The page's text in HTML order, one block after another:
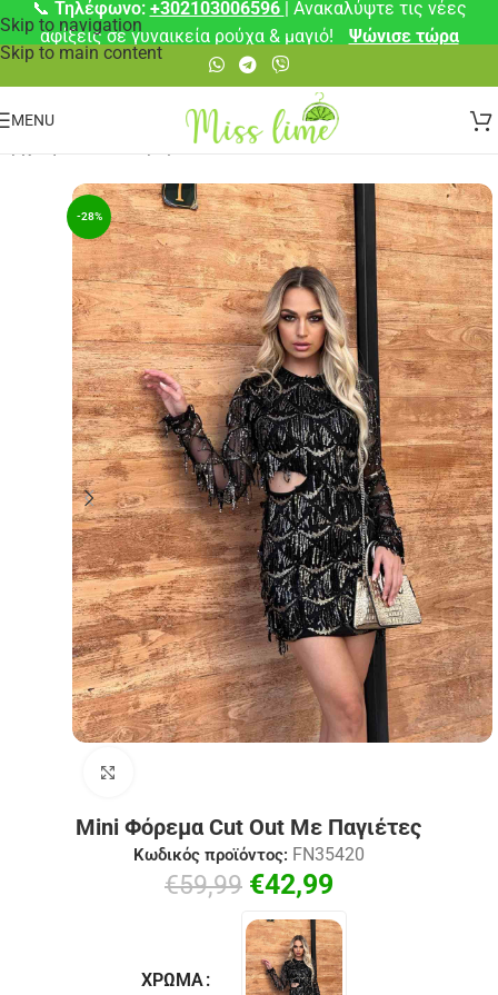
Skip to navigation
Skip to main content
📞 Τηλέφωνο: +302103006596 | Ανακαλύψτε τις νέες
αφίξεις σε γυναικεία ρούχα & μαγιό!
Ψώνισε τώρα
MENU
Φορέματα Μίνι
-28%
Μini Φόρεμα Cut Out Με Παγιέτες
Κωδικός προϊόντος: FN35420
€59,99 €42,99
ΧΡΏΜΑ